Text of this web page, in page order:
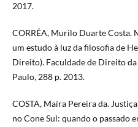
2017.
CORRÊA, Murilo Duarte Costa.
um estudo à luz da filosofia de
Direito). Faculdade de Direito da
Paulo, 288 p. 2013.
COSTA, Maíra Pereira da.
no Cone Sul: quando o passado